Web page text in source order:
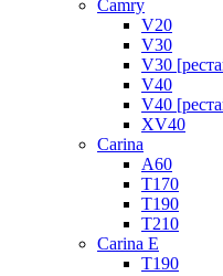
Camry
V20
V30
V30
V40
V40
XV40
Carina
A60
T170
T190
T210
Carina E
T190